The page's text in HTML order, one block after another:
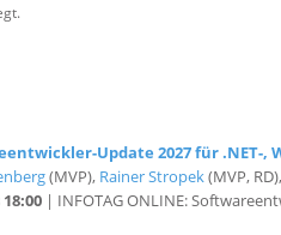
Update 2027 für .NET-,
(MVP), Rainer Stropek(MVP, RD),
| INFOTAG ONLINE: